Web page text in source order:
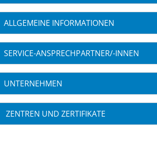
ALLGEMEINE INFORMATIONEN
SERVICE-ANSPRECHPARTNER/-INNEN
UNTERNEHMEN
ZENTREN UND ZERTIFIKATE